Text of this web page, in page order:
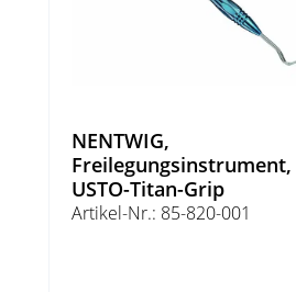
NENTWIG,
Freilegungsinstrument,
USTO-Titan-Grip
Artikel-Nr.: 85-820-001